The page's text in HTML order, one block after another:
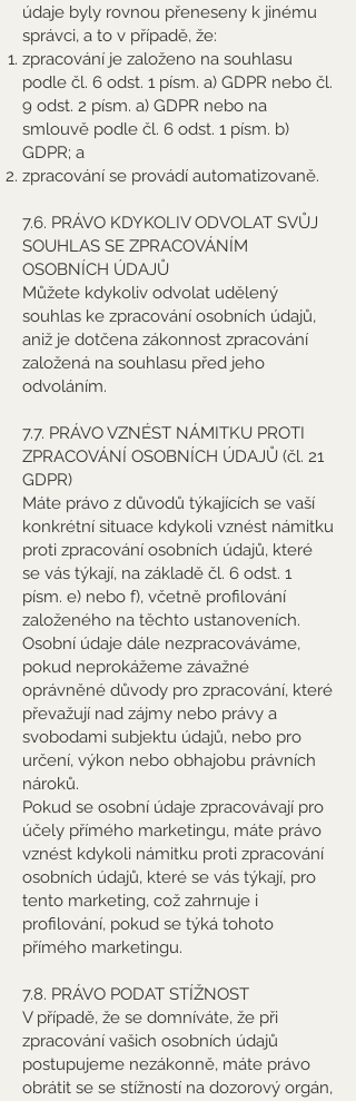
údaje byly rovnou přeneseny k jinému
správci, a to v případě, že:
zpracování je založeno na souhlasu
podle čl. 6 odst. 1 písm. a) GDPR nebo čl.
9 odst. 2 písm. a) GDPR nebo na
smlouvě podle čl. 6 odst. 1 písm. b)
GDPR; a
zpracování se provádí automatizovaně.
7.6. PRÁVO KDYKOLIV ODVOLAT SVŮJ
SOUHLAS SE ZPRACOVÁNÍM
OSOBNÍCH ÚDAJŮ
Můžete kdykoliv odvolat udělený
souhlas ke zpracování osobních údajů,
aniž je dotčena zákonnost zpracování
založená na souhlasu před jeho
odvoláním.
7.7. PRÁVO VZNÉST NÁMITKU PROTI
ZPRACOVÁNÍ OSOBNÍCH ÚDAJŮ (čl. 21
GDPR)
Máte právo z důvodů týkajících se vaší
konkrétní situace kdykoli vznést námitku
proti zpracování osobních údajů, které
se vás týkají, na základě čl. 6 odst. 1
písm. e) nebo f), včetně profilování
založeného na těchto ustanoveních.
Osobní údaje dále nezpracováváme,
pokud neprokážeme závažné
oprávněné důvody pro zpracování, které
převažují nad zájmy nebo právy a
svobodami subjektu údajů, nebo pro
určení, výkon nebo obhajobu právních
nároků.
Pokud se osobní údaje zpracovávají pro
účely přímého marketingu, máte právo
vznést kdykoli námitku proti zpracování
osobních údajů, které se vás týkají, pro
tento marketing, což zahrnuje i
profilování, pokud se týká tohoto
přímého marketingu.
7.8. PRÁVO PODAT STÍŽNOST
V případě, že se domníváte, že při
zpracování vašich osobních údajů
postupujeme nezákonně, máte právo
obrátit se se stížností na dozorový orgán,